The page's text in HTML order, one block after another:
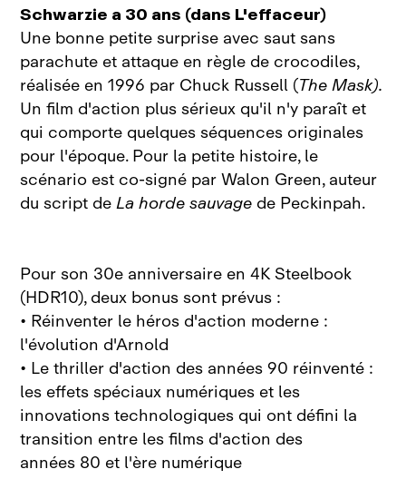
Schwarzie a 30 ans (dans L'effaceur)
Une bonne petite surprise avec saut sans
parachute et attaque en règle de crocodiles,
réalisée en 1996 par Chuck Russell (The Mask).
Un film d'action plus sérieux qu'il n'y paraît et
qui comporte quelques séquences originales
pour l'époque. Pour la petite histoire, le
scénario est co‑signé par Walon Green, auteur
du script deLa horde sauvage de Peckinpah.
Pour son 30e anniversaire en 4K Steelbook
(HDR10), deux bonus sont prévus :
• Réinventer le héros d'action moderne :
l'évolution d'Arnold
• Le thriller d'action des années 90 réinventé :
les effets spéciaux numériques et les
innovations technologiques qui ont défini la
transition entre les films d'action des
années 80 et l'ère numérique